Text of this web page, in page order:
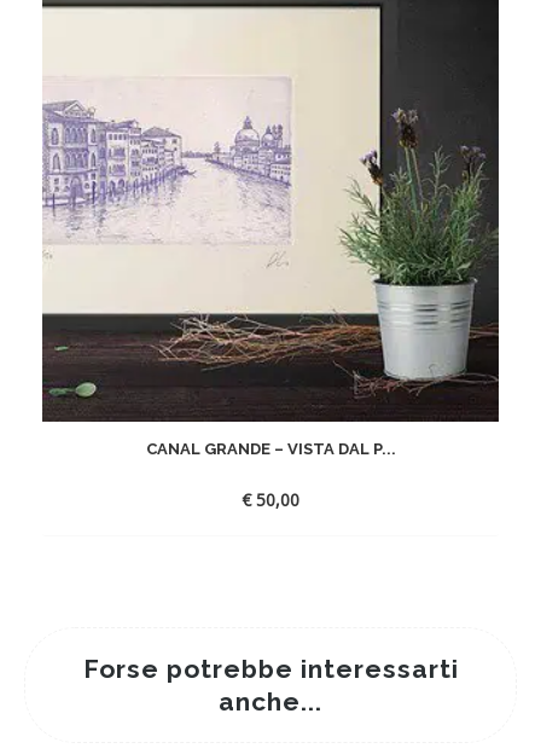
CANAL GRANDE – VISTA DAL P...
€50,00
Forse potrebbe interessarti
anche...